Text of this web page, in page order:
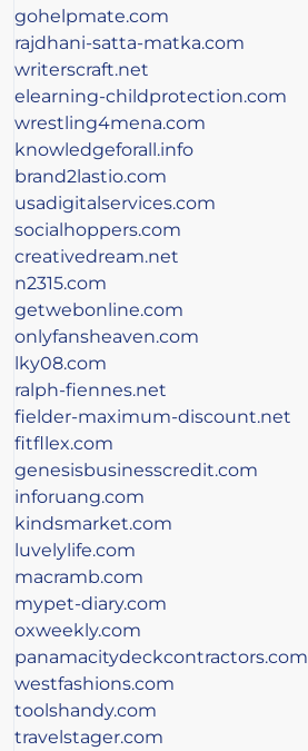
gohelpmate.com
rajdhani-satta-matka.com
writerscraft.net
elearning-childprotection.com
wrestling4mena.com
knowledgeforall.info
brand2lastio.com
usadigitalservices.com
socialhoppers.com
creativedream.net
n2315.com
getwebonline.com
onlyfansheaven.com
lky08.com
ralph-fiennes.net
fielder-maximum-discount.net
fitfllex.com
genesisbusinesscredit.com
inforuang.com
kindsmarket.com
luvelylife.com
macramb.com
mypet-diary.com
oxweekly.com
panamacitydeckcontractors.com
westfashions.com
toolshandy.com
travelstager.com